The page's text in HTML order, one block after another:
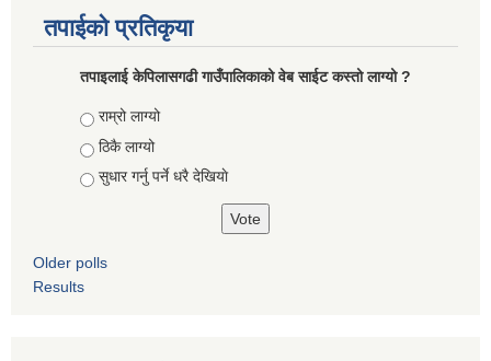
तपाईको प्रतिकृया
तपाइलाई केपिलासगढी गाउँपालिकाको वेब साईट कस्तो लाग्यो ?
Choices
राम्रो लाग्यो
ठिकै लाग्यो
सुधार गर्नु पर्ने धरै देखियाे
Older polls
Results